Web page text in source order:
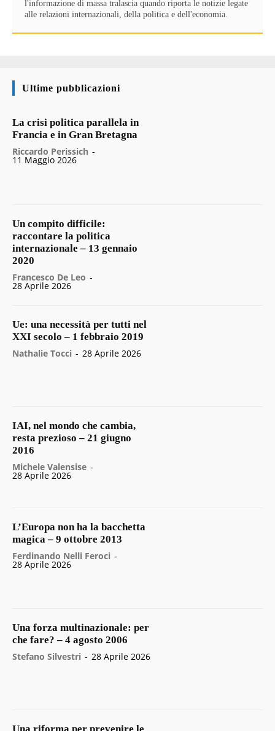
l'informazione di massa tralascia quando riporta le notizie legate
alle relazioni internazionali, della politica e dell'economia.
Ultime pubblicazioni
La crisi politica parallela in
Francia e in Gran Bretagna
Riccardo Perissich -
11 Maggio 2026
Un compito difficile:
raccontare la politica
internazionale – 13 gennaio
2020
Francesco De Leo -
28 Aprile 2026
Ue: una necessità per tutti nel
XXI secolo – 1 febbraio 2019
Nathalie Tocci - 28 Aprile 2026
IAI, nel mondo che cambia,
resta prezioso – 21 giugno
2016
Michele Valensise -
28 Aprile 2026
L’Europa non ha la bacchetta
magica – 9 ottobre 2013
Ferdinando Nelli Feroci -
28 Aprile 2026
Una forza multinazionale: per
che fare? – 4 agosto 2006
Stefano Silvestri - 28 Aprile 2026